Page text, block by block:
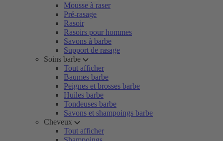
Mousse à raser
Pré-rasage
Rasoir
Rasoirs pour hommes
Savons à barbe
Support de rasage
Soins barbe
Tout afficher
Baumes barbe
Peignes et brosses barbe
Huiles barbe
Tondeuses barbe
Savons et shampoings barbe
Cheveux
Tout afficher